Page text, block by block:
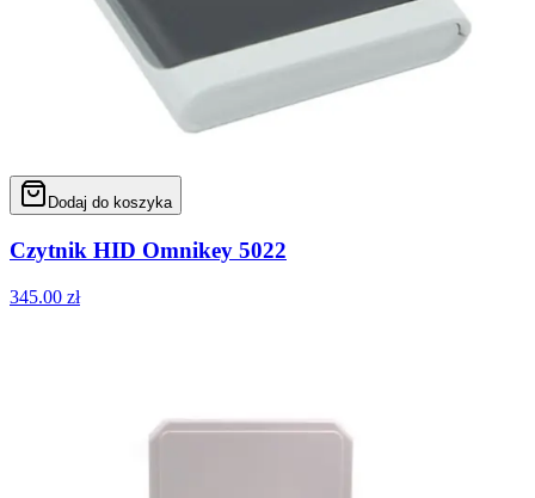
Dodaj do koszyka
Czytnik HID Omnikey 5022
345.00 zł